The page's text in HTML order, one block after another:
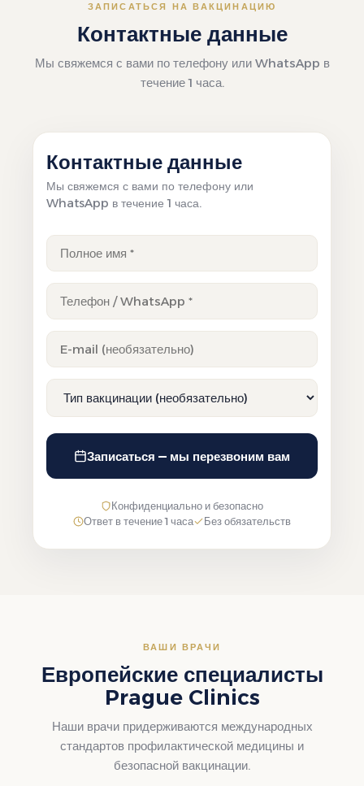
ЗАПИСАТЬСЯ НА ВАКЦИНАЦИЮ
Контактные данные
Мы свяжемся с вами по телефону или WhatsApp в
течение 1 часа.
Контактные данные
Мы свяжемся с вами по телефону или
WhatsApp в течение 1 часа.
Записаться — мы перезвоним вам
Конфиденциально и безопасно
Ответ в течение 1 часа
Без обязательств
ВАШИ ВРАЧИ
Европейские специалисты
Prague Clinics
Наши врачи придерживаются международных
стандартов профилактической медицины и
безопасной вакцинации.